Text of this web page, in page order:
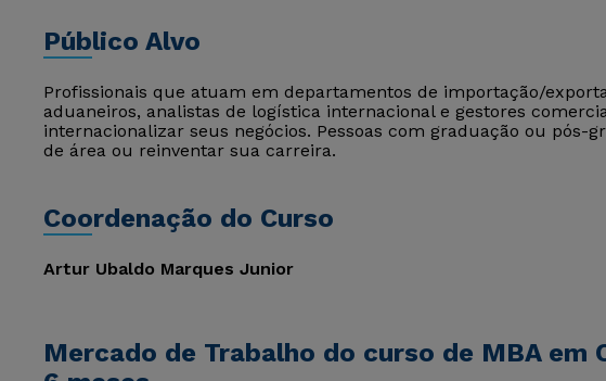
Público Alvo
Profissionais que atuam em departamentos de importação/
aduaneiros, analistas de logística internacional e gestores
internacionalizar seus negócios. Pessoas com graduação ou pós-
de área ou reinventar sua carreira.
Coordenação do Curso
Artur Ubaldo Marques Junior
Mercado de Trabalho do curso de MBA em